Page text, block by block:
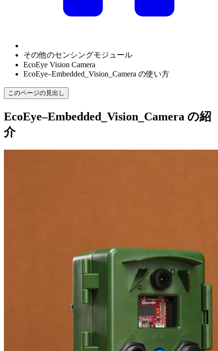
その他のセンシングモジュール
EcoEye Vision Camera
EcoEye–Embedded_Vision_Camera の使い方
このページの見出し
EcoEye–Embedded_Vision_Camera の紹
介